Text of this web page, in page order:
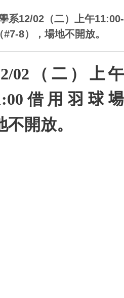
系12/02（二）上午11:00-
8），場地不開放。
02 （ 二 ） 上午
借用 羽球場
不開放。